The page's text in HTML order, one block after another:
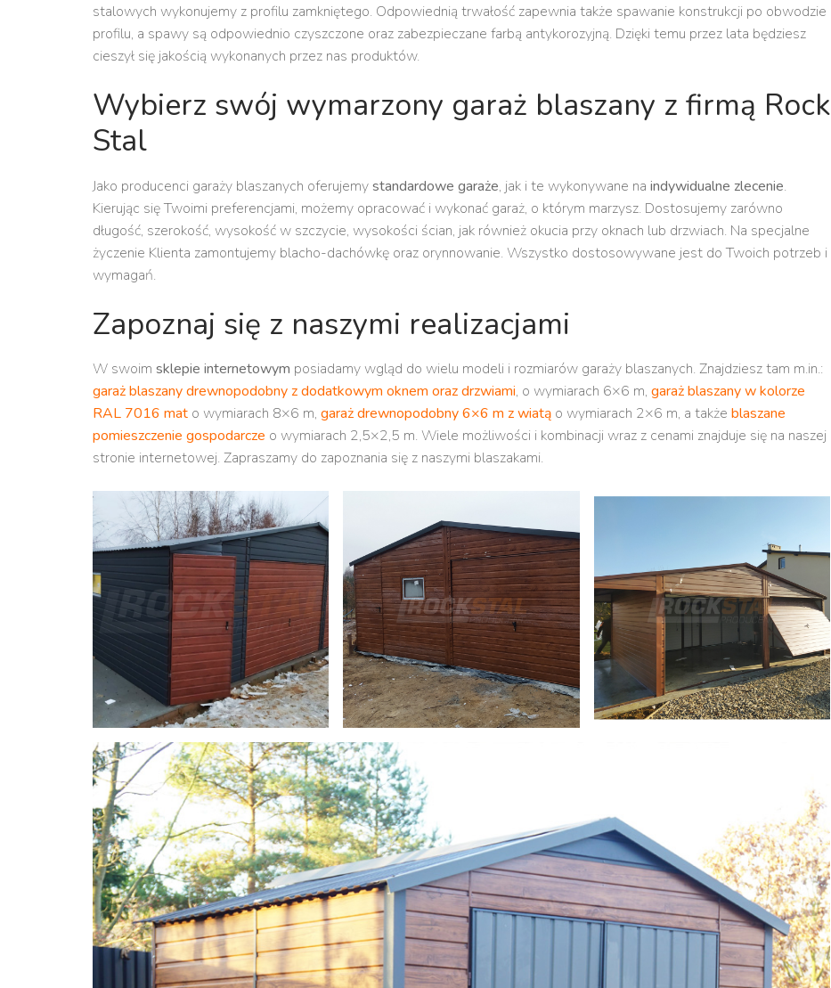
stalowych wykonujemy z profilu zamkniętego. Odpowiednią trwałość zapewnia także spawanie konstrukcji po obwodzie
profilu, a spawy są odpowiednio czyszczone oraz zabezpieczane farbą antykorozyjną. Dzięki temu przez lata będziesz
cieszył się jakością wykonanych przez nas produktów.
Wybierz swój wymarzony garaż blaszany z firmą Rock
Stal
Jako producenci garaży blaszanych oferujemystandardowe garaże, jak i te wykonywane na indywidualne zlecenie.
Kierując się Twoimi preferencjami, możemy opracować i wykonać garaż, o którym marzysz. Dostosujemy zarówno
długość, szerokość, wysokość w szczycie, wysokości ścian, jak również okucia przy oknach lub drzwiach. Na specjalne
życzenie Klienta zamontujemy blacho-dachówkę oraz orynnowanie. Wszystko dostosowywane jest do Twoich potrzeb i
wymagań.
Zapoznaj się z naszymi realizacjami
W swoim sklepie internetowym posiadamy wgląd do wielu modeli i rozmiarów garaży blaszanych. Znajdziesz tam m.in.:
garaż blaszany drewnopodobny z dodatkowym oknem oraz drzwiami, o wymiarach 6×6 m, garaż blaszany w kolorze
RAL 7016 mat o wymiarach 8×6 m, garaż drewnopodobny 6×6 m z wiatą o wymiarach 2×6 m, a także blaszane
pomieszczenie gospodarcze o wymiarach 2,5×2,5 m. Wiele możliwości i kombinacji wraz z cenami znajduje się na naszej
stronie internetowej. Zapraszamy do zapoznania się z naszymi blaszakami.